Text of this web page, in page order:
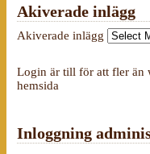
Akiverade inlägg
Akiverade inlägg
Login är till för att fler än
hemsida
Inloggning